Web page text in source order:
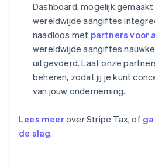
Dashboard, mogelijk gemaakt
wereldwijde aangiftes
naadloos met partners voor
wereldwijde aangiftes
uitgevoerd. Laat onze
beheren, zodat jij je kunt
van jouw onderneming.
Lees meerover Stripe Tax, of
de slag.